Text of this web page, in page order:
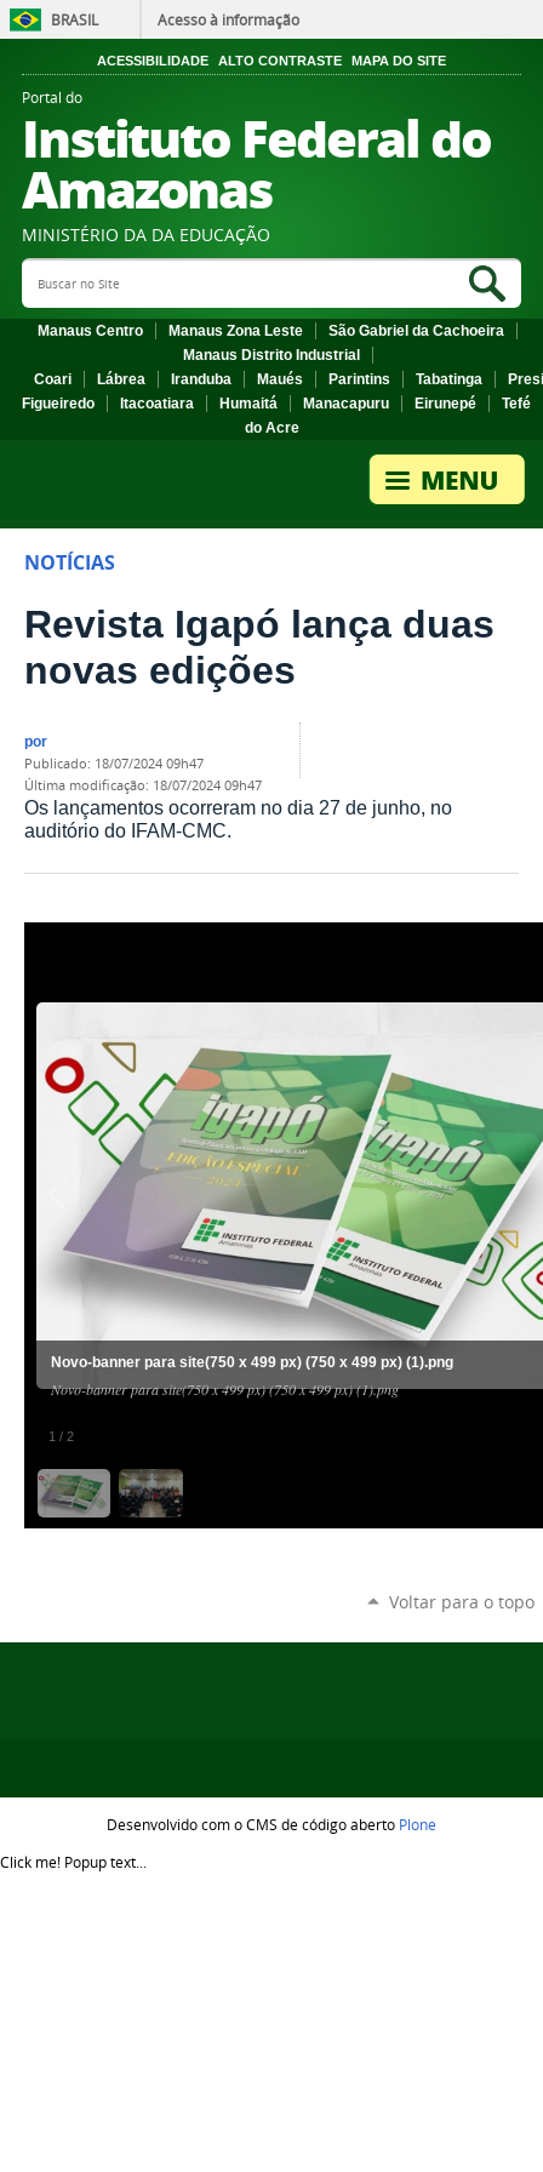
BRASIL Acesso à informação
ACESSIBILIDADE ALTO CONTRASTE MAPA DO SITE
Portal do
Instituto Federal do
Amazonas
MINISTÉRIO DA DA EDUCAÇÃO
Search Site
Manaus Centro Manaus Zona Leste
São Gabriel da Cachoeira
Manaus Distrito Industrial
Coari
Lábrea Iranduba Maués Parintins Tabatinga
Figueiredo
Itacoatiara Humaitá Manacapuru Eirunepé
Tefé
do Acre
NOTÍCIAS
Revista Igapó lança duas
novas edições
por
publicado: 18/07/2024 09h47
última modificação: 18/07/2024 09h47
Os lançamentos ocorreram no dia 27 de junho, no
auditório do IFAM-CMC.
1 / 2
Novo-banner para site(750 x 499 px) (750 x 499 px) (1).png
Novo-banner para site(750 x 499 px) (750 x 499 px) (1).png
Voltar para o topo
Desenvolvido com o CMS de código aberto Plone
Click me! Popup text...